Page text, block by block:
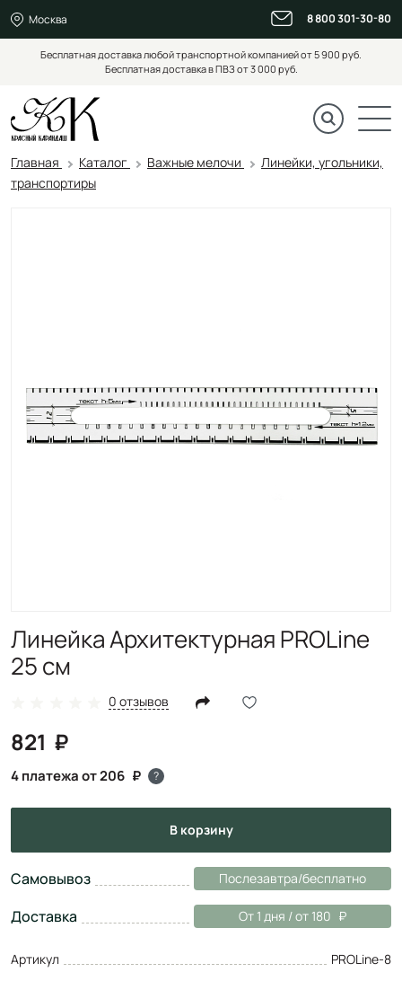
Москва 8 800 301-30-80
Бесплатная доставка любой транспортной компанией от 5 900 руб.
Бесплатная доставка в ПВЗ от 3 000 руб.
Главная Каталог Важные мелочи
Линейки, угольники,
транспортиры
Линейка Архитектурная PROLine
25 см
0 отзывов
821
4 платежа от 206 ?
в корзину
Самовывоз Послезавтра/бесплатно
Доставка От 1 дня / от 180
Артикул
PROLine-8